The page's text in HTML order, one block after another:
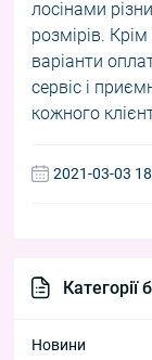
лосінами
розмірів.
варіанти
сервіс і
кожного
2021-03-03
Категорії
Новини